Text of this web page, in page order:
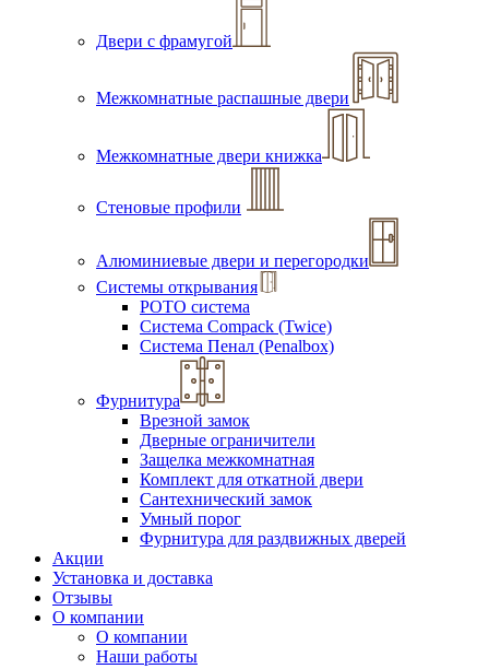
Двери с фрамугой
Межкомнатные распашные двери
Межкомнатные двери книжка
Стеновые профили
Алюминиевые двери и перегородки
Системы открывания
РОТО система
Система Compack (Twice)
Система Пенал (Penalbox)
Фурнитура
Врезной замок
Дверные ограничители
Защелка межкомнатная
Комплект для откатной двери
Сантехнический замок
Умный порог
Фурнитура для раздвижных дверей
Акции
Установка и доставка
Отзывы
О компании
О компании
Наши работы